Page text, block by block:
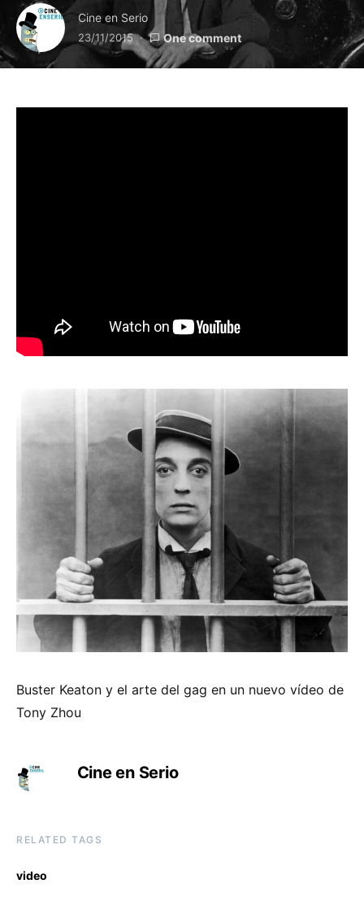
Cine en Serio
23/11/2015 One comment
Buster Keaton y el arte del gag en un nuevo vídeo de
Tony Zhou
Cine en Serio
RELATED TAGS
video